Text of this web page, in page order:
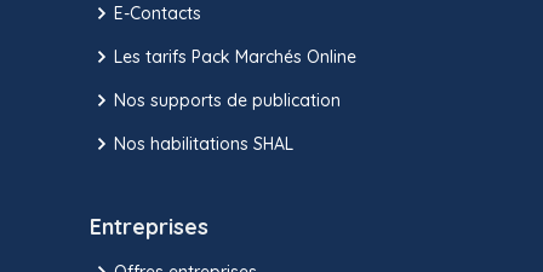
E-Contacts
Les tarifs Pack Marchés Online
Nos supports de publication
Nos habilitations SHAL
Entreprises